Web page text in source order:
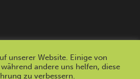
unserer Website. Einige von
andere uns helfen, diese
zu verbessern.